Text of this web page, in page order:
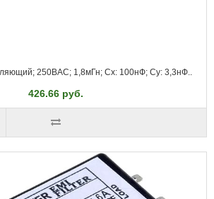
250ВAC; 1,8мГн; Cx: 100нФ; Cy: 3,3нФ..
426.66 руб.